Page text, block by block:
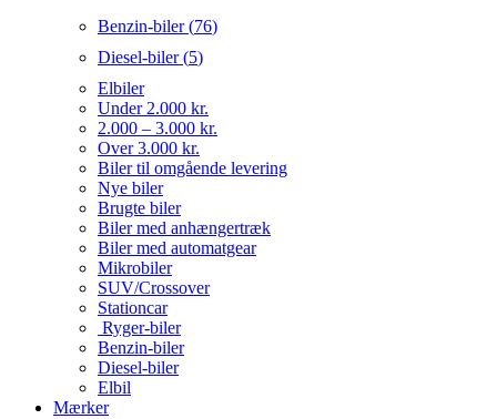
Benzin-biler (76)
Diesel-biler (5)
Elbiler
Under 2.000 kr.
2.000 – 3.000 kr.
Over 3.000 kr.
Biler til omgående levering
Nye biler
Brugte biler
Biler med anhængertræk
Biler med automatgear
Mikrobiler
SUV/Crossover
Stationcar
Ryger-biler
Benzin-biler
Diesel-biler
Elbil
Mærker